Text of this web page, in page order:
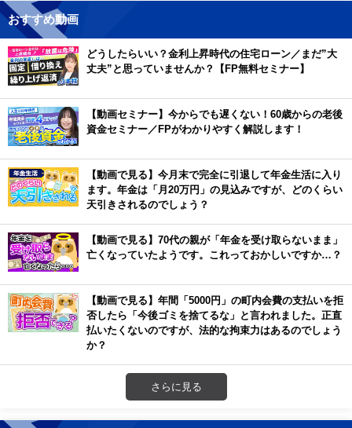
おすすめ動画
どうしたらいい？金利上昇時代の住宅ローン／まだ”大
丈夫”と思っていませんか？【FP無料セミナー】
【動画セミナー】今からでも遅くない！60歳からの老後
資金セミナー／FPがわかりやすく解説します！
【動画で見る】今月末で完全に引退して年金生活に入り
ます。年金は「月20万円」の見込みですが、どのくらい
天引きされるのでしょう？
【動画で見る】70代の親が「年金を受け取らないまま」
亡くなっていたようです。これっておかしいですか…？
【動画で見る】年間「5000円」の町内会費の支払いを拒
否したら「今後ゴミを捨てるな」と言われました。正直
払いたくないのですが、法的な拘束力はあるのでしょう
か？
さらに見る